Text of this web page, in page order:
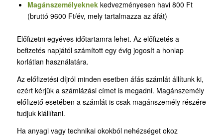
Magánszemélyeknekkedvezményesen havi 800 Ft
(bruttó 9600 Ft/év, mely tartalmazza az áfát)
Előfizetni egyéves időtartamra lehet. Az előfizetés a
befizetés napjától számított egy évig jogosít a honlap
korlátlan használatára.
Az előfizetési díjról minden esetben áfás számlát állítunk ki,
ezért kérjük a számlázási címet is megadni. Magánszemély
előfizető esetében a számlát is csak magánszemély részére
tudjuk kiállítani.
Ha anyagi vagy technikai okokból nehézséget okoz